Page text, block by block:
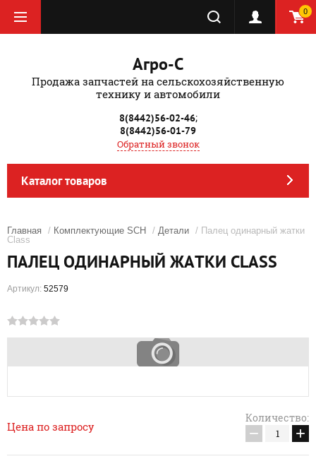
0
Агро-С
Продажа запчастей на сельскохозяйственную
технику и автомобили
8(8442)56-02-46;
8(8442)56-01-79
Обратный звонок
Каталог товаров
Главная / Комплектующие SCH / Детали / Палец одинарный жатки
Class
ПАЛЕЦ ОДИНАРНЫЙ ЖАТКИ CLASS
Артикул: 52579
Цена по запросу
Количество:
− +